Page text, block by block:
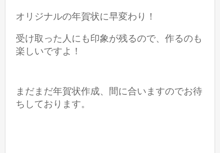
オリジナルの年賀状に早変わり！
受け取った人にも印象が残るので、作るのも
楽しいですよ！
まだまだ年賀状作成、間に合いますのでお待
ちしております。